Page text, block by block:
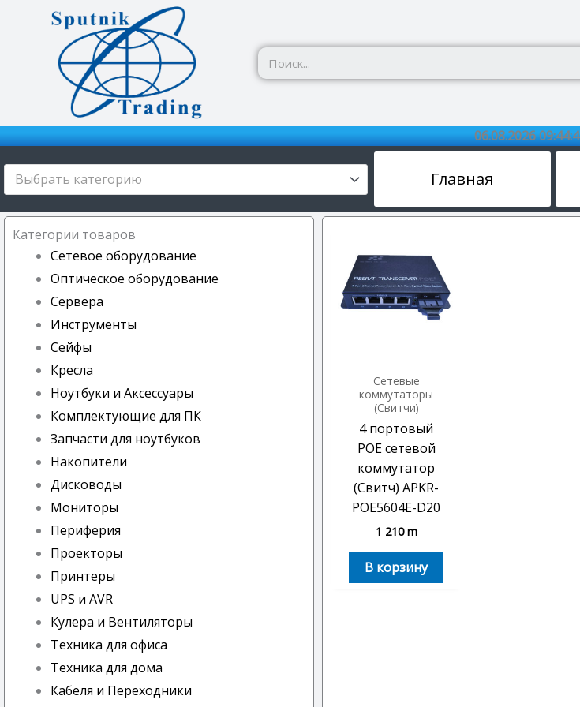
Перейти
содержимому
06.08.2026
Выбрать категорию Главная
Категории товаров
Сетевое оборудование
Оптическое оборудование
Сервера
Инструменты
Сейфы
Кресла
Ноутбуки и Аксессуары
Комплектующие для ПК
Запчасти для ноутбуков
Накопители
Дисководы
Мониторы
Периферия
Проекторы
Принтеры
UPS и AVR
Кулера и Вентиляторы
Техника для офиса
Техника для дома
Кабеля и Переходники
Сетевые
коммутаторы
(Свитчи)
4 портовый
POE сетевой
коммутатор
(Свитч) APKR-
POE5604E-D20
1 210m
В корзину